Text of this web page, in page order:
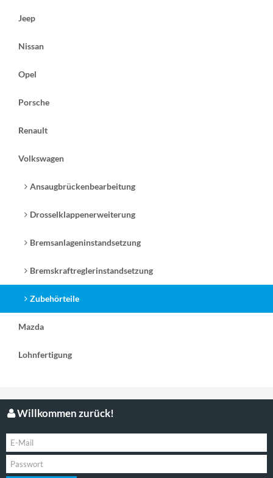
Jeep
Nissan
Opel
Porsche
Renault
Volkswagen
Ansaugbrückenbearbeitung
Drosselklappenerweiterung
Bremsanlageninstandsetzung
Bremskraftreglerinstandsetzung
Zubehörteile
Mazda
Lohnfertigung
Willkommen zurück!